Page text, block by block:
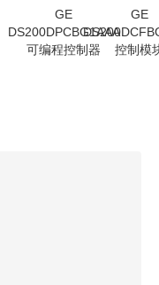
GE
DS200DPCBG1AAA
可编程控制器
GE
控制模